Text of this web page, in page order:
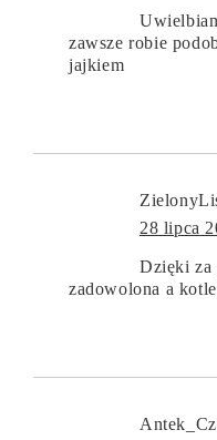
zawsze robie
jajkiem
28 lipca
Dzięki za
zadowolona a